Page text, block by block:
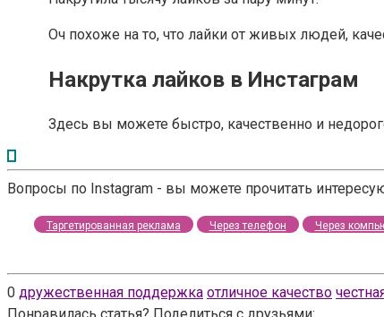
Оч похоже на то, что лайки от живых людей,
Накрутка лайков в Инстаграм
Здесь вы можете быстро, качественно и
Вопросы по Instagram - вы можете прочитать
Таргетированная реклама Через телефон Через
0 дружественная поддержка отличное качество